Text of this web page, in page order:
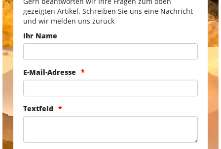
gezeigten Artikel. Schreiben Sie uns eine Nachricht
und wir melden uns zurück
Ihr Name
E-Mail-Adresse
Textfeld